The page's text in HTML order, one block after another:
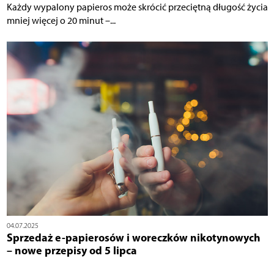
Każdy wypalony papieros może skrócić przeciętną długość życia
mniej więcej o 20 minut –...
04.07.2025
Sprzedaż e-papierosów i woreczków nikotynowych
– nowe przepisy od 5 lipca